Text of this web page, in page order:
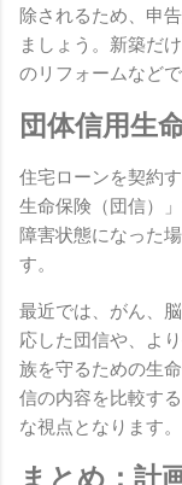
除されるため、申
ましょう。新築だ
のリフォームなど
団体信用生
住宅ローンを契約
生命保険（団信）
障害状態になった
す。
最近では、がん、
応した団信や、よ
族を守るための生
信の内容を比較す
な視点となります。
まとめ：計